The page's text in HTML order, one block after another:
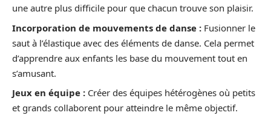
une autre plus difficile pour que chacun trouve son plaisir.
Incorporation de mouvements de danse : Fusionner le
saut à l’élastique avec des éléments de danse. Cela permet
d’apprendre aux enfants les base du mouvement tout en
s’amusant.
Jeux en équipe : Créer des équipes hétérogènes où petits
et grands collaborent pour atteindre le même objectif.